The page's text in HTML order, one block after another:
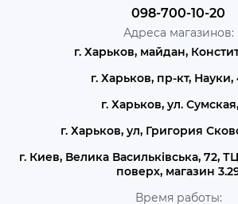
098-700-10-20
Адреса магазинов:
г. Харьков, майдан,
г. Харьков, пр-кт, Науки,
г. Харьков, ул.
г. Харьков, ул, Григория
г. Киев, Велика Васильківська, 72,
поверх, магазин
Время работы: